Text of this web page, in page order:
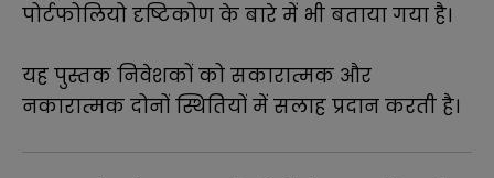
पोर्टफोलियो दृष्टिकोण के बारे में भी बताया गया है।
यह पुस्तक निवेशकों को सकारात्मक और
नकारात्मक दोनों स्थितियों में सलाह प्रदान करती है।